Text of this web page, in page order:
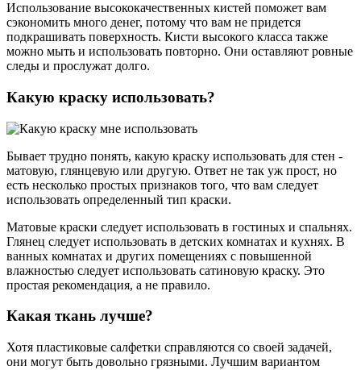
Использование высококачественных кистей поможет вам
сэкономить много денег, потому что вам не придется
подкрашивать поверхность. Кисти высокого класса также
можно мыть и использовать повторно. Они оставляют ровные
следы и прослужат долго.
Какую краску использовать?
Бывает трудно понять, какую краску использовать для стен -
матовую, глянцевую или другую. Ответ не так уж прост, но
есть несколько простых признаков того, что вам следует
использовать определенный тип краски.
Матовые краски следует использовать в гостиных и спальнях.
Глянец следует использовать в детских комнатах и кухнях. В
ванных комнатах и других помещениях с повышенной
влажностью следует использовать сатиновую краску. Это
простая рекомендация, а не правило.
Какая ткань лучше?
Хотя пластиковые салфетки справляются со своей задачей,
они могут быть довольно грязными. Лучшим вариантом